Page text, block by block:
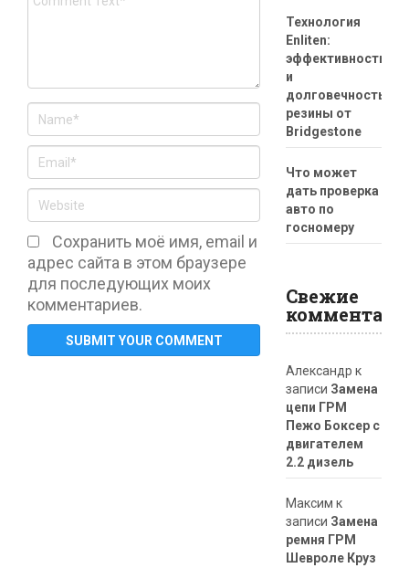
Сохранить моё имя, email и
адрес сайта в этом браузере
для последующих моих
комментариев.
Технология
Enliten:
эффективность
и
долговечность
резины от
Bridgestone
Что может
дать проверка
авто по
госномеру
Свежие
Александр к
записи Замена
цепи ГРМ
Пежо Боксер с
двигателем
2.2 дизель
Максим к
записи Замена
ремня ГРМ
Шевроле Круз